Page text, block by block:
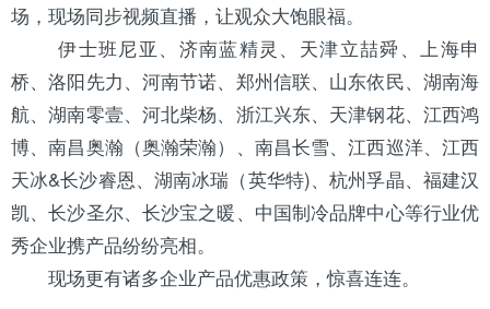
场，现场同步视频直播，让观众大饱眼福。
伊士班尼亚、济南蓝精灵、天津立喆舜、上海申
桥、洛阳先力、 河南节诺、郑州信联、 山东依民、 湖南海
航、湖南零壹、 河北柴杨、 浙江兴东、天津钢花、江西鸿
博、南昌奥瀚（奥瀚荣瀚）、南昌长雪、江西巡洋、江西
天冰&长沙睿恩、湖南冰瑞（英华特)、杭州孚晶、 福建汉
凯、长沙圣尔、长沙宝之暖、中国制冷品牌中心等行业优
秀企业携产品纷纷亮相。
现场更有诸多企业产品优惠政策，惊喜连连。